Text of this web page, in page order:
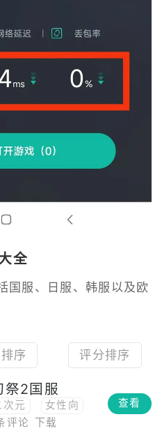
全
国服、日服、韩服以及欧
序 评分排序
祭2国服
次元
女性向
像
评论 下载
查看